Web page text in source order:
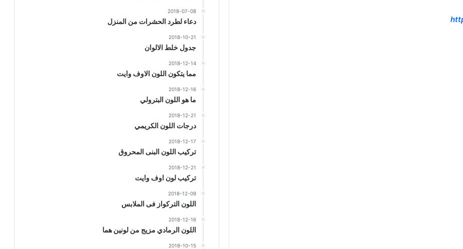
2018-07-08
دعاء لطرد الحشرات من المنزل
2018-10-21
جدول خلط الالوان
2018-12-14
مما يتكون اللون الاوف وايت
2018-12-16
ما هو اللون البترولي
2018-12-21
درجات اللون الكريمي
2018-12-17
تركيب اللون البنى المحروق
2018-12-21
تركيب لون اوف وايت
2018-12-09
اللون التركواز فى الملابس
2018-12-16
اللون الرمادي مزيج من لونين هما
2018-10-15